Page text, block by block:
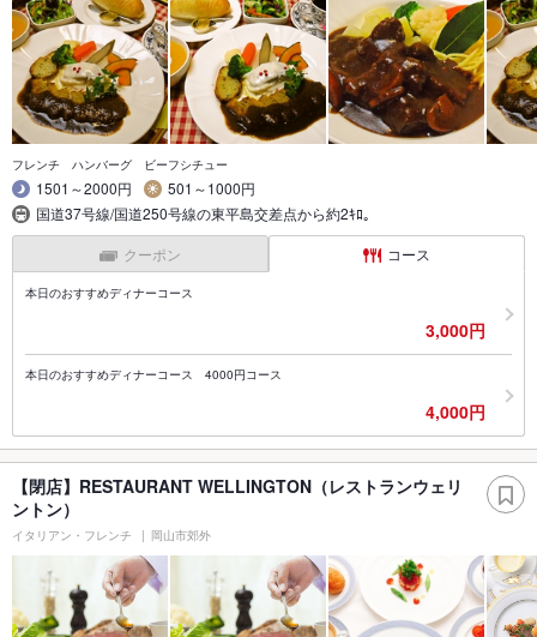
フレンチ ハンバーグ ビーフシチュー
1501～2000円
501～1000円
国道37号線/国道250号線の東平島交差点から約2ｷﾛ｡
クーポン コース
本日のおすすめディナーコース
3,000円
本日のおすすめディナーコース 4000円コース
4,000円
【閉店】RESTAURANT WELLINGTON（レストランウェリ
ントン）
イタリアン・フレンチ 岡山市郊外